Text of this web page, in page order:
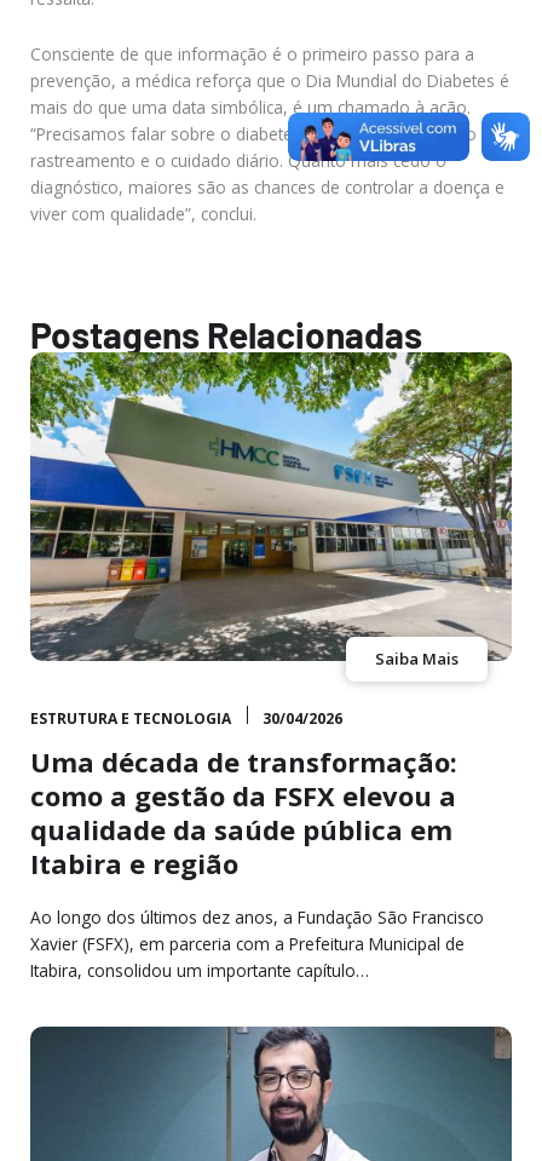
Consciente de que informação é o primeiro passo para a
prevenção, a médica reforça que o Dia Mundial do Diabetes é
mais do que uma data simbólica, é um chamado à ação.
“Precisamos falar sobre o diabetes, sobre os sintomas, o
rastreamento e o cuidado diário. Quanto mais cedo o
diagnóstico, maiores são as chances de controlar a doença e
viver com qualidade”, conclui.
Postagens Relacionadas
Saiba Mais
ESTRUTURA E TECNOLOGIA 30/04/2026
Uma década de transformação:
como a gestão da FSFX elevou a
qualidade da saúde pública em
Itabira e região
Ao longo dos últimos dez anos, a Fundação São Francisco
Xavier (FSFX), em parceria com a Prefeitura Municipal de
Itabira, consolidou um importante capítulo…